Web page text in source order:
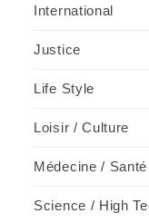
International
Justice
Life Style
Loisir / Culture
Médecine / Santé
Science / High